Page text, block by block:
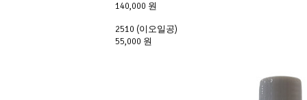
140,000 원
2510 (이오일공)
55,000 원